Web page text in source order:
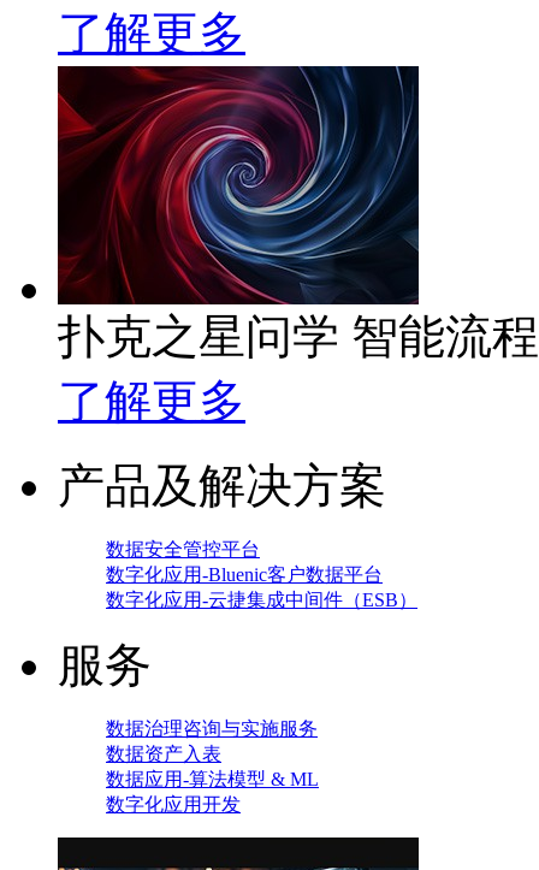
了解更多
扑克之星问学 智能流
了解更多
产品及解决方案
数据安全管控平台
数字化应用-Bluenic客户数据平台
数字化应用-云捷集成中间件（ESB）
服务
数据治理咨询与实施服务
数据资产入表
数据应用-算法模型 & ML
数字化应用开发